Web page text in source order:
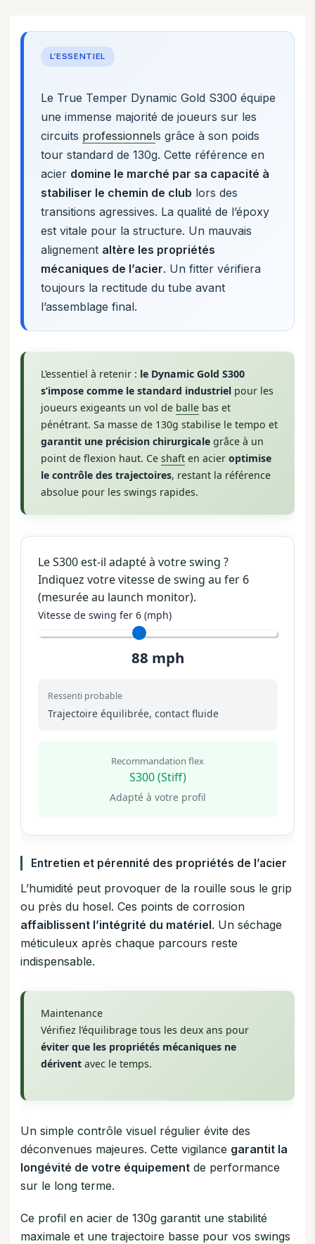
L’ESSENTIEL
Le True Temper Dynamic Gold S300 équipe
une immense majorité de joueurs sur les
circuits professionnels grâce à son poids
tour standard de 130g. Cette référence en
acier domine le marché par sa capacité à
stabiliser le chemin de club lors des
transitions agressives. La qualité de l’époxy
est vitale pour la structure. Un mauvais
alignement altère les propriétés
mécaniques de l’acier. Un fitter vérifiera
toujours la rectitude du tube avant
l’assemblage final.
L’essentiel à retenir : le Dynamic Gold S300
s’impose comme le standard industrielpour les
joueurs exigeants un vol de ballebas et
pénétrant. Sa masse de 130g stabilise le tempo et
garantit une précision chirurgicalegrâce à un
point de flexion haut. Ce shaften acier optimise
le contrôle des trajectoires, restant la référence
absolue pour les swings rapides.
Le S300 est-il adapté à votre swing ?
Indiquez votre vitesse de swing au fer 6
(mesurée au launch monitor).
Vitesse de swing fer 6 (mph)
88 mph
Ressenti probable
Trajectoire équilibrée, contact fluide
Recommandation flex
S300 (Stiff)
Adapté à votre profil
Entretien et pérennité des propriétés de l’acier
L’humidité peut provoquer de la rouille sous le grip
ou près du hosel. Ces points de corrosion
affaiblissent l’intégrité du matériel. Un séchage
méticuleux après chaque parcours reste
indispensable.
Maintenance
Vérifiez l’équilibrage tous les deux ans pour
éviter que les propriétés mécaniques ne
dériventavec le temps.
Un simple contrôle visuel régulier évite des
déconvenues majeures. Cette vigilance garantit la
longévité de votre équipementde performance
sur le long terme.
Ce profil en acier de 130g garantit une stabilité
maximale et une trajectoire basse pour vos swings